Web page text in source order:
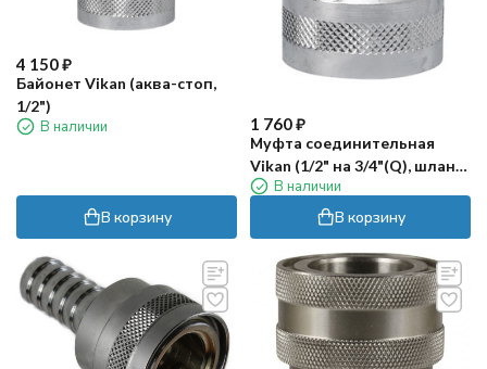
4 150₽
Байонет Vikan (аква-стоп,
1/2")
В наличии
В корзину
1 760₽
Муфта соединительная
Vikan (1/2" на 3/4"(Q), шланг-
шланг)
В наличии
В корзину